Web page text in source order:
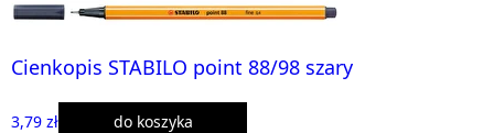
Cienkopis STABILO point 88/98 szary
3,79 zł do koszyka